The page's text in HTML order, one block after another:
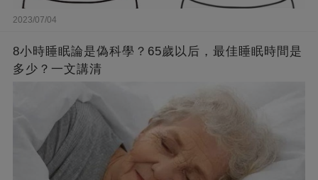
2023/07/04
8小時睡眠論是偽科學？65歲以后，最佳睡眠時間是
多少？一文講清